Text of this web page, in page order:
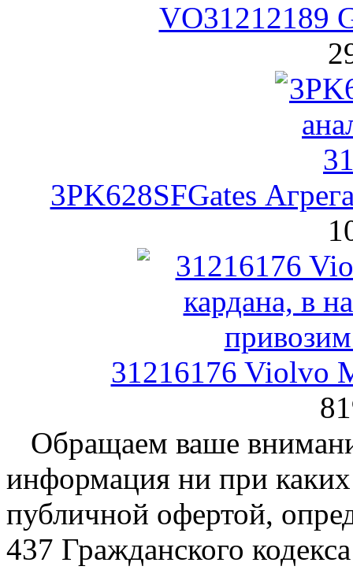
VO31212189
3PK628SFGates
31216176 Violvo
Обращаем ваше
информация ни при каких
публичной офертой,
437 Гражданского